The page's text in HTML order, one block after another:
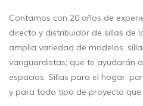
Contamos con 20 años de
directo y distribuidor de sillas de
amplia variedad de modelos,
vanguardistas; que te ayudarán
espacios. Sillas para el hogar,
y para todo tipo de proyecto